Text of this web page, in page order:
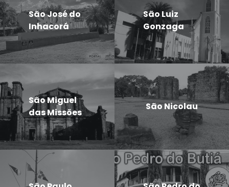
São José do
Inhacorá
São Luiz
Gonzaga
São Miguel
das Missões
São Nicolau